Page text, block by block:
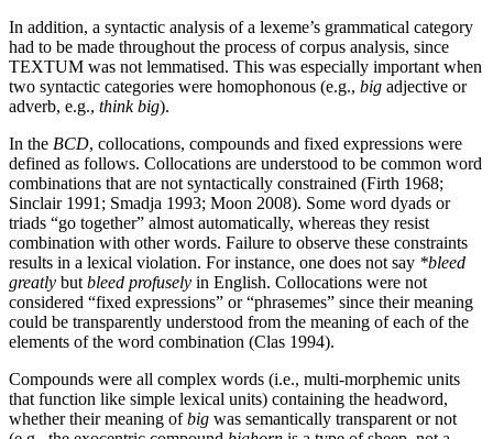
In addition, a syntactic analysis of a lexeme’s grammatical category
had to be made throughout the process of corpus analysis, since
TEXTUM was not lemmatised. This was especially important when
two syntactic categories were homophonous (e.g., big adjective or
adverb, e.g., think big).
In the BCD, collocations, compounds and fixed expressions were
defined as follows. Collocations are understood to be common word
combinations that are not syntactically constrained (Firth 1968;
Sinclair 1991; Smadja 1993; Moon 2008). Some word dyads or
triads “go together” almost automatically, whereas they resist
combination with other words. Failure to observe these constraints
results in a lexical violation. For instance, one does not say *bleed
greatly but bleed profusely in English. Collocations were not
considered “fixed expressions” or “phrasemes” since their meaning
could be transparently understood from the meaning of each of the
elements of the word combination (Clas 1994).
Compounds were all complex words (i.e., multi-morphemic units
that function like simple lexical units) containing the headword,
whether their meaning ofbig was semantically transparent or not